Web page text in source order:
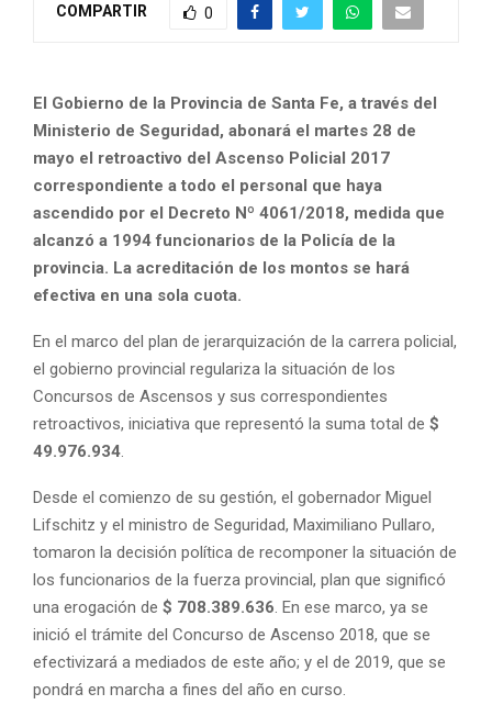
COMPARTIR 0
El Gobierno de la Provincia de Santa Fe, a través del
Ministerio de Seguridad, abonará el martes 28 de
mayo el retroactivo del Ascenso Policial 2017
correspondiente a todo el personal que haya
ascendido por el Decreto Nº 4061/2018, medida que
alcanzó a 1994 funcionarios de la Policía de la
provincia. La acreditación de los montos se hará
efectiva en una sola cuota.
En el marco del plan de jerarquización de la carrera policial,
el gobierno provincial regulariza la situación de los
Concursos de Ascensos y sus correspondientes
retroactivos, iniciativa que representó la suma total de $
49.976.934
Desde el comienzo de su gestión, el gobernador Miguel
Lifschitz y el ministro de Seguridad, Maximiliano Pullaro,
tomaron la decisión política de recomponer la situación de
los funcionarios de la fuerza provincial, plan que significó
una erogación de $ 708.389.636 . En ese marco, ya se
inició el trámite del Concurso de Ascenso 2018, que se
efectivizará a mediados de este año; y el de 2019, que se
pondrá en marcha a fines del año en curso.